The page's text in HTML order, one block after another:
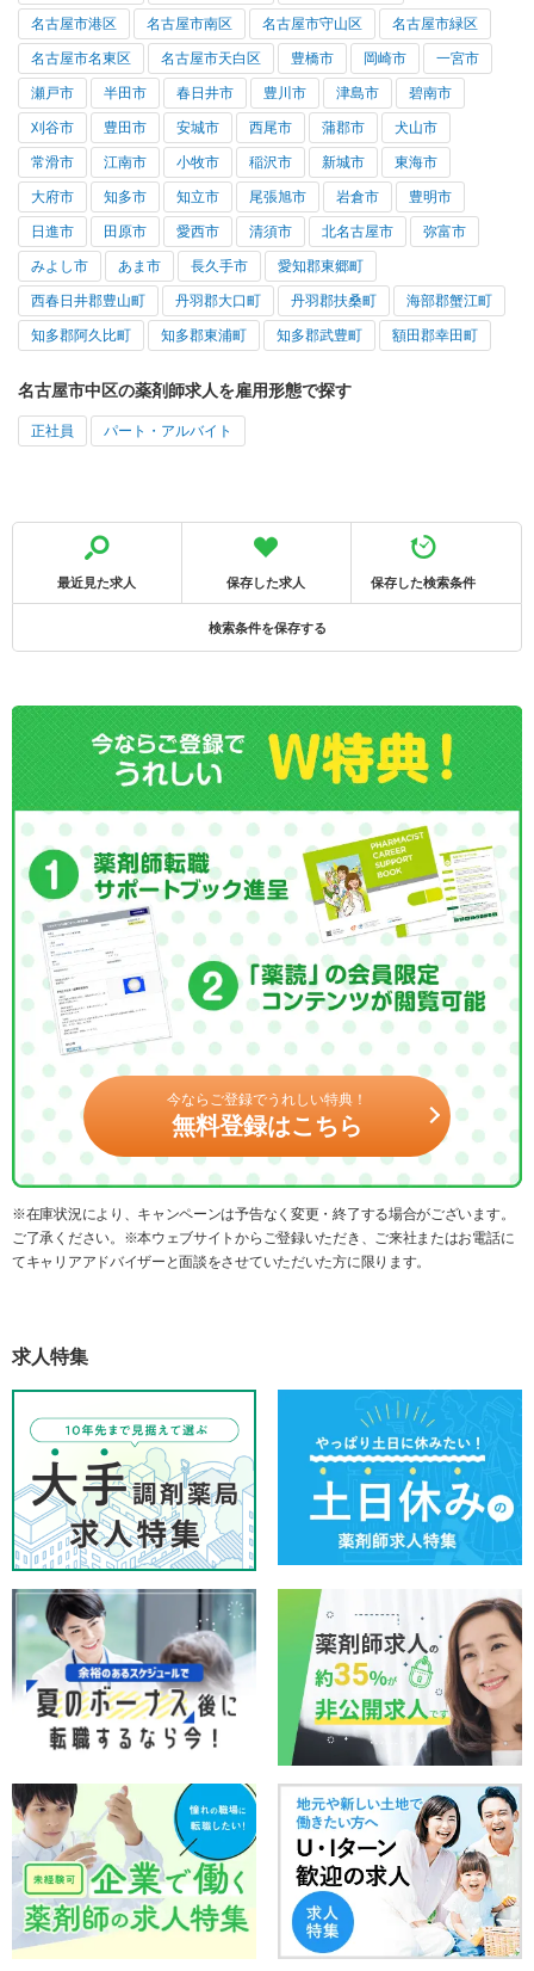
名古屋市港区 名古屋市南区 名古屋市守山区 名古屋市緑区
名古屋市名東区 名古屋市天白区 豊橋市 岡崎市 一宮市
瀬戸市 半田市 春日井市 豊川市 津島市 碧南市
刈谷市 豊田市 安城市 西尾市 蒲郡市 犬山市
常滑市 江南市 小牧市 稲沢市 新城市 東海市
大府市 知多市 知立市 尾張旭市 岩倉市 豊明市
日進市 田原市 愛西市 清須市 北名古屋市 弥富市
みよし市 あま市 長久手市 愛知郡東郷町
西春日井郡豊山町 丹羽郡大口町 丹羽郡扶桑町 海部郡蟹江町
知多郡阿久比町 知多郡東浦町 知多郡武豊町 額田郡幸田町
名古屋市中区の薬剤師求人を雇用形態で探す
正社員 パート・アルバイト
最近見た求人 保存した求人 保存した検索条件
検索条件を保存する
今ならご登録でうれしい特典！
無料登録はこちら
※在庫状況により、キャンペーンは予告なく変更・終了する場合がございます。
ご了承ください。※本ウェブサイトからご登録いただき、ご来社またはお電話に
てキャリアアドバイザーと面談をさせていただいた方に限ります。
求人特集